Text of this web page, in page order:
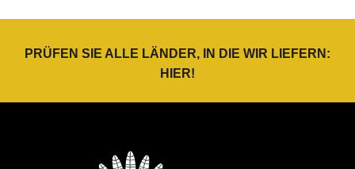
PRÜFEN SIE ALLE LÄNDER, IN DIE WIR LIEFERN:
HIER!